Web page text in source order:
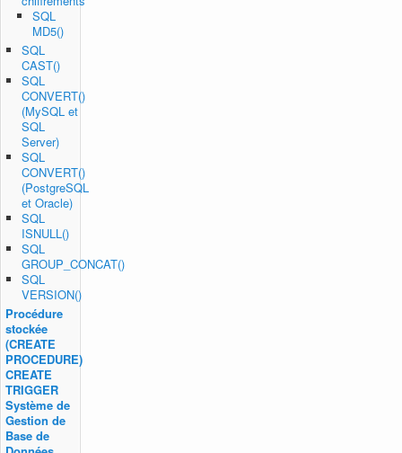
SQL
MD5()
SQL
CAST()
SQL
CONVERT()
(MySQL et
SQL
Server)
SQL
CONVERT()
(PostgreSQL
et Oracle)
SQL
ISNULL()
SQL
GROUP_CONCAT()
SQL
VERSION()
Procédure
stockée
(CREATE
PROCEDURE)
CREATE
TRIGGER
Système de
Gestion de
Base de